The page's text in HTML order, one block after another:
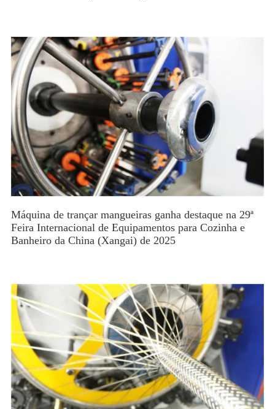
Máquina de trançar mangueiras ganha destaque na 29ª
Feira Internacional de Equipamentos para Cozinha e
Banheiro da China (Xangai) de 2025